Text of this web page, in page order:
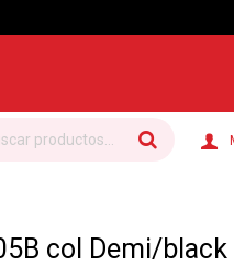
col Demi/black